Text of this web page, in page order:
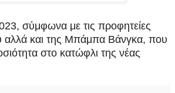
σύμφωνα με τις προφητείες
αλλά και της Μπάμπα Βάνγκα, που
στο κατώφλι της νέας